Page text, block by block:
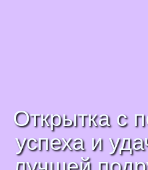
Открытка с
успеха и